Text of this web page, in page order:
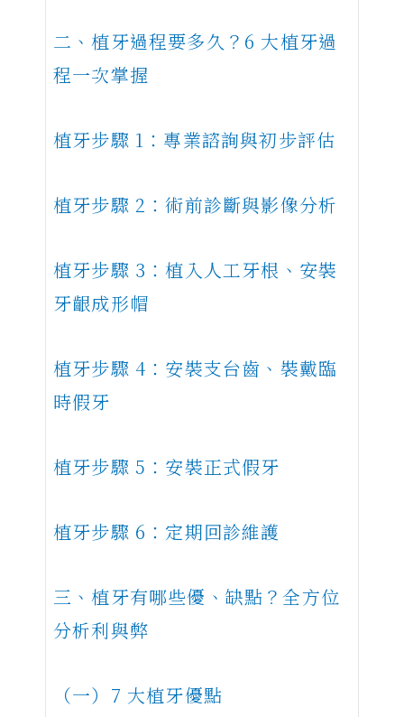
二、植牙過程要多久？6 大植牙過
程一次掌握
植牙步驟 1：專業諮詢與初步評估
植牙步驟 2：術前診斷與影像分析
植牙步驟 3：植入人工牙根、安裝
牙齦成形帽
植牙步驟 4：安裝支台齒、裝戴臨
時假牙
植牙步驟 5：安裝正式假牙
植牙步驟 6：定期回診維護
三、植牙有哪些優、缺點？全方位
分析利與弊
（一）7 大植牙優點